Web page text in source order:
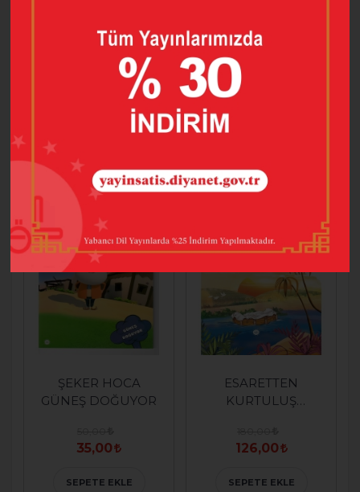
MUCİZE DEVE VE
HZ. SALİH
ŞEKER HOCA KİM
BİLECEK
50,00
ŞEKER HOCA
GÜNEŞ DOĞUYOR
35,00
SEPETE EKLE
ESARETTEN
KURTULUŞ
126,00
%30
SEPETE EKLE